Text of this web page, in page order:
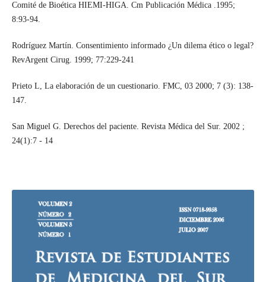
Comité de Bioética HIEMI-HIGA. Cm Publicación Médica .1995;
8:93-94.
Rodríguez Martín. Consentimiento informado ¿Un dilema ético o legal?
RevArgent Cirug. 1999; 77:229-241
Prieto L, La elaboración de un cuestionario. FMC, 03 2000; 7 (3): 138-
147.
San Miguel G. Derechos del paciente. Revista Médica del Sur. 2002 ;
24(1):7 - 14